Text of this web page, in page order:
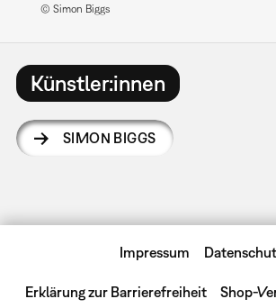
© Simon Biggs
Künstler:innen
SIMON BIGGS
Impressum
Erklärung zur Barrierefreiheit Shop-